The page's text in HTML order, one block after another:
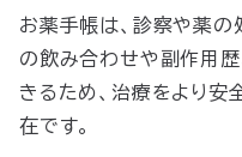
お薬手帳は、診察や薬の
の飲み合わせや副作用
きるため、治療をより
在です。